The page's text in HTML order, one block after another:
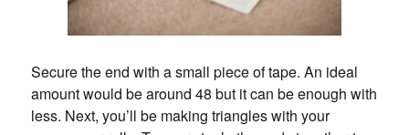
Secure the end with a small piece of tape. An ideal
amount would be around 48 but it can be enough with
less. Next, you’ll be making triangles with your